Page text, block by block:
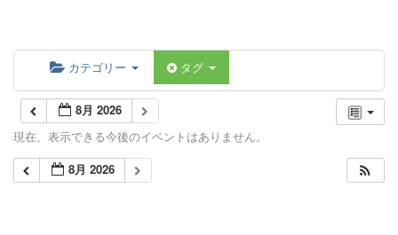
カテゴリー タグ
8月 2026
現在、表示できる今後のイベントはありません。
8月 2026